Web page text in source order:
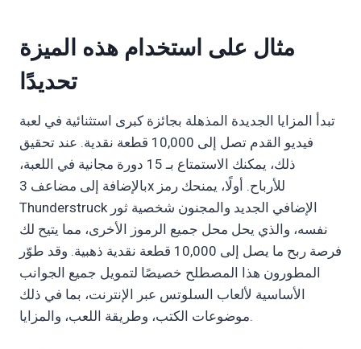
مثال على استخدام هذه الميزة
تحديدًا
تبدأ المزايا الجديدة المذهلة بجائزة كبرى استثنائية في لعبة
فيديو القدم تصل إلى 10,000 قطعة نقدية. عند تحقيق
ذلك، يمكنك الاستمتاع بـ 15 دورة مجانية في اللعبة،
بالإضافة إلى مضاعف 3x للأرباح. أولًا، يمنحك رمز
Thunderstruck الإضافي الجديد والمجنون شخصية ثور
نفسه، والذي يحل محل جميع الرموز الأخرى، مما يتيح لك
فرصة ربح ما يصل إلى 10,000 قطعة نقدية ذهبية. وقد طوّر
المطورون هذا المصطلح خصيصًا لتمويل جميع الجوانب
الأساسية لألعاب السلوتس عبر الإنترنت، بما في ذلك
موضوعات الكتب، وطريقة اللعب، والمزايا.